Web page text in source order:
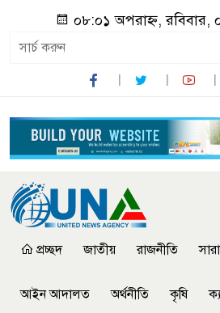
০৮:০১ অপরাহ্ন, রবিবার,
প্রচ্ছদ জাতীয় রাজনীতি
আইন আদালত অর্থনীতি কৃষি